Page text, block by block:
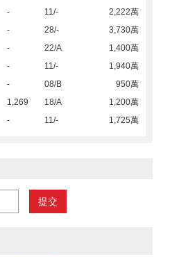
- 11/-
2,222萬
- 28/-
3,730萬
- 22/A
1,400萬
- 11/-
1,940萬
- 08/B
950萬
1,269 18/A
1,200萬
- 11/- 1,725萬
提交